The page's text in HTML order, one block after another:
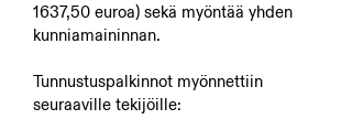
1637,50 euroa) sekä myöntää yhden
kunniamaininnan.
Tunnustuspalkinnot myönnettiin
seuraaville tekijöille: